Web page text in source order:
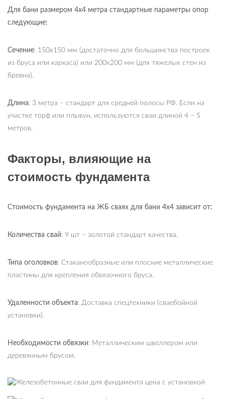
Для бани размером 4х4 метра стандартные параметры опор
следующие:
Сечение: 150х150 мм (достаточно для большинства построек
из бруса или каркаса) или 200х200 мм (для тяжелых стен из
бревна).
Длина: 3 метра – стандарт для средней полосы РФ. Если на
участке торф или плывун, используются сваи длиной 4 – 5
метров.
Факторы, влияющие на
стоимость фундамента
Стоимость фундамента на ЖБ сваях для бани 4х4 зависит от:
Количества свай: 9 шт – золотой стандарт качества.
Типа оголовков: Стаканообразные или плоские металлические
пластины для крепления обвязочного бруса.
Удаленности объекта: Доставка спецтехники (сваебойной
установки).
Необходимости обвязки: Металлическим швеллером или
деревянным брусом.